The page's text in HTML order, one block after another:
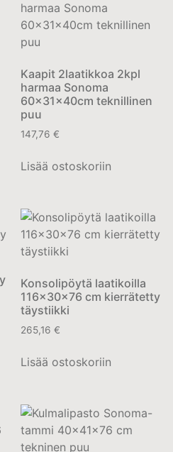
Kaapit 2laatikkoa 2kpl
harmaa Sonoma
60x31x40cm teknillinen
puu
147,76 €
Lisää ostoskoriin
Konsolipöytä laatikoilla
116x30x76 cm kierrätetty
täystiikki
265,16 €
Lisää ostoskoriin